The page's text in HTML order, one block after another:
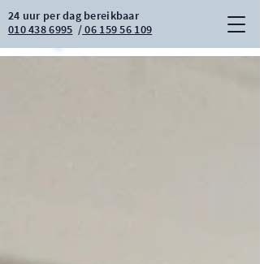
010 438 6995 /06 159 56 109
24 uur per dag bereikbaar